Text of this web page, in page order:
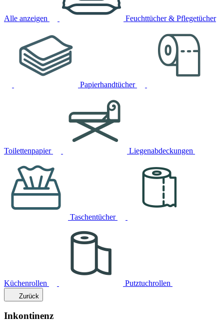
Alle anzeigen Feuchttücher & Pflegetücher
Papierhandtücher
Toilettenpapier Liegenabdeckungen
Taschentücher
Küchenrollen Putztuchrollen
Zurück
Inkontinenz